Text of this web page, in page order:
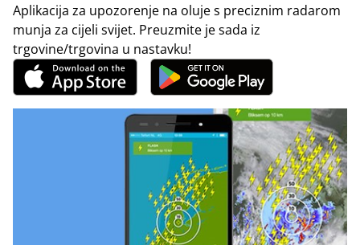
Aplikacija za upozorenje na oluje s preciznim radarom
munja za cijeli svijet. Preuzmite je sada iz
trgovine/trgovina u nastavku!